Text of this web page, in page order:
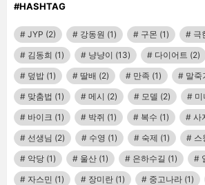
#HASHTAG
JYP (2) 강동원 (1) 구몬 (1) 극
김동희 (1) 냥냥이 (13) 다이어트 (2)
덮밥 (1) 딸배 (2) 만족 (1) 말죽
맞춤법 (1) 메시 (2) 모델 (2) 미
바이크 (1) 박쥐 (1) 복수 (1) 사
선생님 (2) 수영 (1) 숙제 (1) 스
악당 (1) 울산 (1) 은하수길 (1)
자스민 (1) 장미란 (1) 중고나라 (1)